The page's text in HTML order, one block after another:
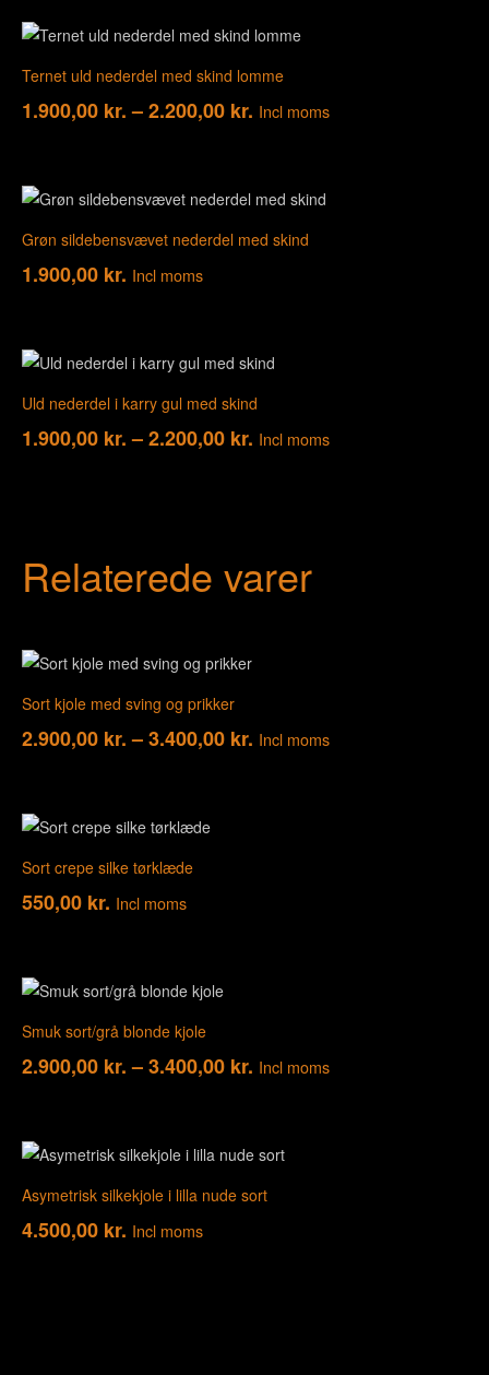
Ternet uld nederdel med skind lomme
1.900,00 kr. –2.200,00 kr. Incl moms
Grøn sildebensvævet nederdel med skind
1.900,00 kr. Incl moms
Uld nederdel i karry gul med skind
1.900,00 kr. –2.200,00 kr. Incl moms
Relaterede varer
Sort kjole med sving og prikker
2.900,00 kr. –3.400,00 kr. Incl moms
Sort crepe silke tørklæde
550,00 kr. Incl moms
Smuk sort/grå blonde kjole
2.900,00 kr. –3.400,00 kr. Incl moms
Asymetrisk silkekjole i lilla nude sort
4.500,00 kr. Incl moms